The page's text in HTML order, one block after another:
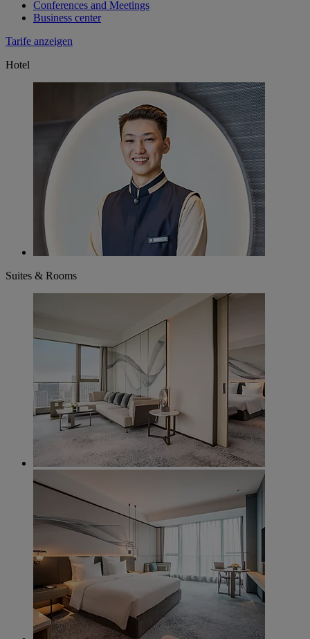
Conferences and Meetings
Business center
Tarife anzeigen
Hotel
Suites & Rooms